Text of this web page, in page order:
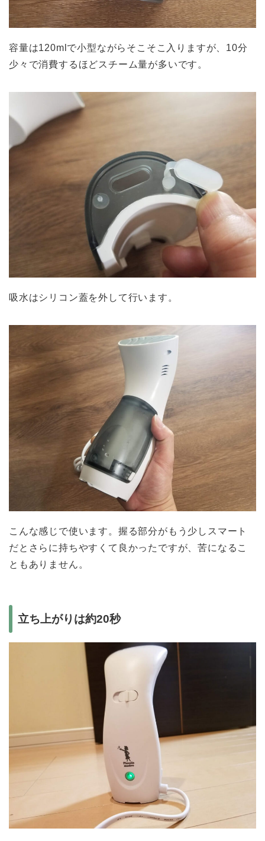
容量は120mlで小型ながらそこそこ入りますが、10分
少々で消費するほどスチーム量が多いです。
吸水はシリコン蓋を外して行います。
こんな感じで使います。握る部分がもう少しスマート
だとさらに持ちやすくて良かったですが、苦になるこ
ともありません。
立ち上がりは約20秒